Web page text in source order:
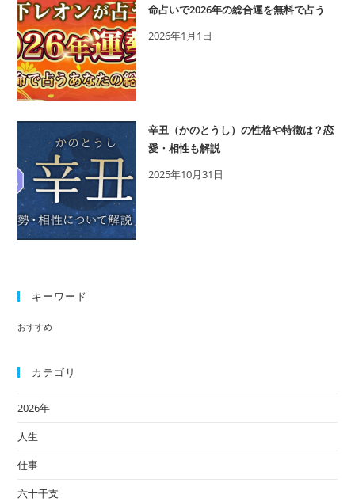
命占いで2026年の総合運を無料で占う
2026年1月1日
辛丑（かのとうし）の性格や特徴は？恋
愛・相性も解説
2025年10月31日
キーワード
おすすめ
カテゴリ
2026年
人生
仕事
六十干支